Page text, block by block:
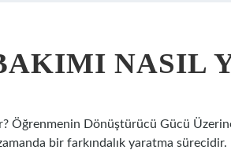
NASIL
Öğrenmenin Dönüştürücü Gücü
bir farkındalık yaratma